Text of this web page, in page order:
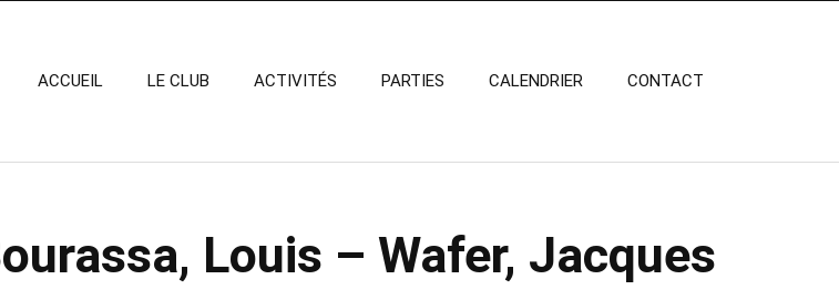
ACCUEIL LE CLUB ACTIVITÉS PARTIES CALENDRIER CONTACT
Louis – Wafer, Jacques